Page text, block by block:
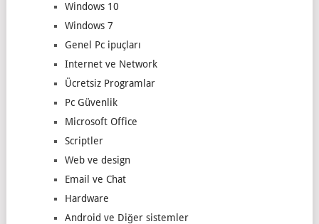
Windows 10
Windows 7
Genel Pc ipuçları
Internet ve Network
Ücretsiz Programlar
Pc Güvenlik
Microsoft Office
Scriptler
Web ve design
Email ve Chat
Hardware
Android ve Diğer sistemler